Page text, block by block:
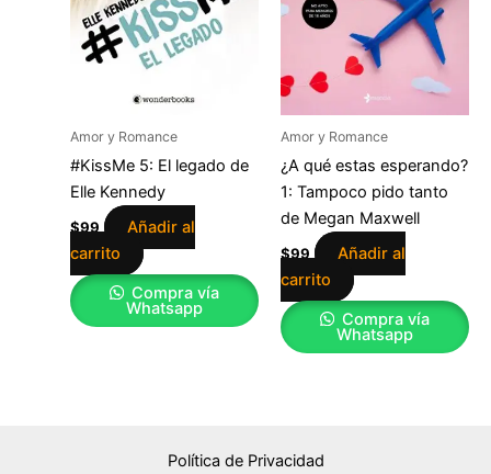
Amor y Romance
#KissMe 5: El legado de
Elle Kennedy
$99
Añadir al
carrito
Compra vía
Whatsapp
Amor y Romance
¿A qué estas esperando?
1: Tampoco pido tanto
de Megan Maxwell
$99
Añadir al
carrito
Compra vía
Whatsapp
Política de Privacidad